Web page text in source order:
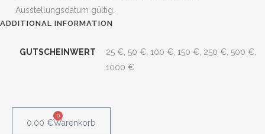
Ausstellungsdatum gültig.
ADDITIONAL INFORMATION
GUTSCHEINWERT
25 €, 50 €, 100 €, 150 €, 250 €, 500 €,
1000 €
0,00 €
0
Warenkorb